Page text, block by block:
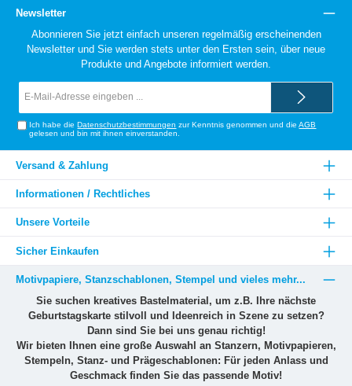
Newsletter
Abonnieren Sie jetzt einfach unseren regelmäßig erscheinenden
Newsletter und Sie werden stets unter den Ersten sein, über neue
Produkte und Angebote informiert werden.
Ich habe dieDatenschutzbestimmungen zur Kenntnis genommen und dieAGB
gelesen und bin mit ihnen einverstanden.
Versand & Zahlung
Informationen / Rechtliches
Unsere Vorteile
Sicher Einkaufen
Motivpapiere, Stanzschablonen, Stempel und vieles mehr...
Sie suchen kreatives Bastelmaterial, um z.B. Ihre nächste
Geburtstagskarte stilvoll und Ideenreich in Szene zu setzen?
Dann sind Sie bei uns genau richtig!
Wir bieten Ihnen eine große Auswahl an Stanzern, Motivpapieren,
Stempeln, Stanz- und Prägeschablonen: Für jeden Anlass und
Geschmack finden Sie das passende Motiv!